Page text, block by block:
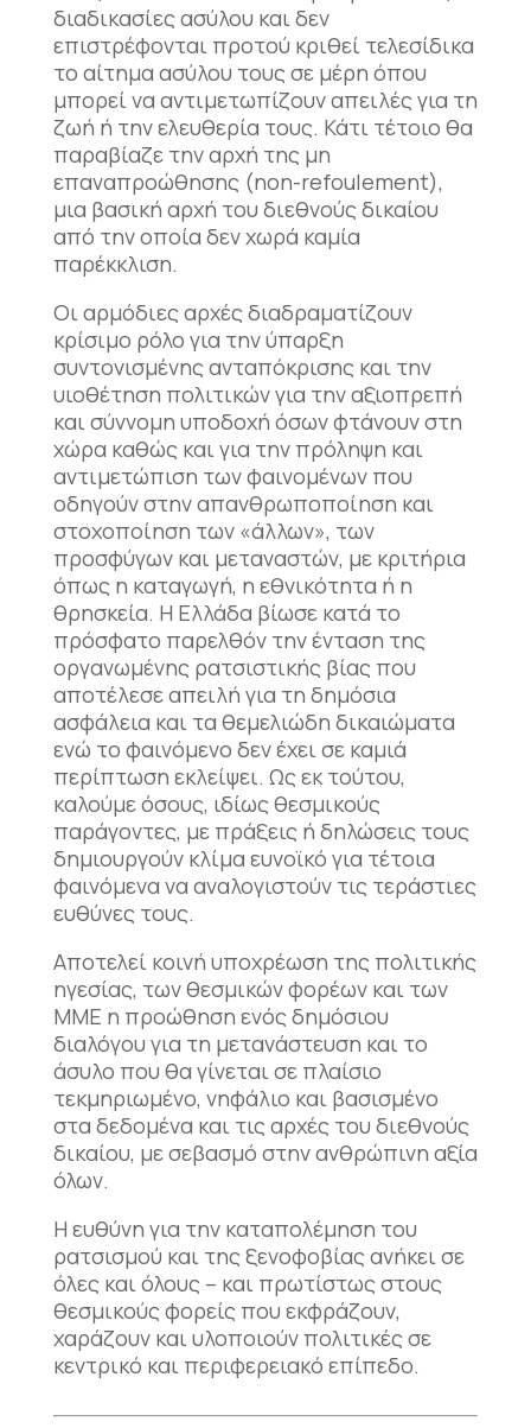
διαδικασίες ασύλου και δεν
επιστρέφονται προτού κριθεί τελεσίδικα
το αίτημα ασύλου τους σε μέρη όπου
μπορεί να αντιμετωπίζουν απειλές για τη
ζωή ή την ελευθερία τους. Κάτι τέτοιο θα
παραβίαζε την αρχή της μη
επαναπροώθησης (non-refoulement),
μια βασική αρχή του διεθνούς δικαίου
από την οποία δεν χωρά καμία
παρέκκλιση.
Οι αρμόδιες αρχές διαδραματίζουν
κρίσιμο ρόλο για την ύπαρξη
συντονισμένης ανταπόκρισης και την
υιοθέτηση πολιτικών για την αξιοπρεπή
και σύννομη υποδοχή όσων φτάνουν στη
χώρα καθώς και για την πρόληψη και
αντιμετώπιση των φαινομένων που
οδηγούν στην απανθρωποποίηση και
στοχοποίηση των «άλλων», των
προσφύγων και μεταναστών, με κριτήρια
όπως η καταγωγή, η εθνικότητα ή η
θρησκεία. Η Ελλάδα βίωσε κατά το
πρόσφατο παρελθόν την ένταση της
οργανωμένης ρατσιστικής βίας που
αποτέλεσε απειλή για τη δημόσια
ασφάλεια και τα θεμελιώδη δικαιώματα
ενώ το φαινόμενο δεν έχει σε καμιά
περίπτωση εκλείψει. Ως εκ τούτου,
καλούμε όσους, ιδίως θεσμικούς
παράγοντες, με πράξεις ή δηλώσεις τους
δημιουργούν κλίμα ευνοϊκό για τέτοια
φαινόμενα να αναλογιστούν τις τεράστιες
ευθύνες τους.
Αποτελεί κοινή υποχρέωση της πολιτικής
ηγεσίας, των θεσμικών φορέων και των
ΜΜΕ η προώθηση ενός δημόσιου
διαλόγου για τη μετανάστευση και το
άσυλο που θα γίνεται σε πλαίσιο
τεκμηριωμένο, νηφάλιο και βασισμένο
στα δεδομένα και τις αρχές του διεθνούς
δικαίου, με σεβασμό στην ανθρώπινη αξία
όλων.
Η ευθύνη για την καταπολέμηση του
ρατσισμού και της ξενοφοβίας ανήκει σε
όλες και όλους – και πρωτίστως στους
θεσμικούς φορείς που εκφράζουν,
χαράζουν και υλοποιούν πολιτικές σε
κεντρικό και περιφερειακό επίπεδο.